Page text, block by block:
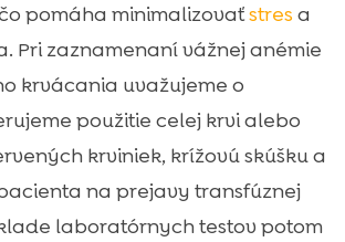
pomáha minimalizovaťstres a
Pri zaznamenaní vážnej anémie
krvácania uvažujeme o
použitie celej krvi alebo
krviniek, krížovú skúšku a
na prejavy transfúznej
laboratórnych testov potom